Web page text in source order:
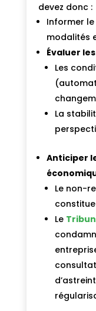
devez donc :
Informer le
modalités
Évaluer
Les
La
Anticiper
Le non-
Le